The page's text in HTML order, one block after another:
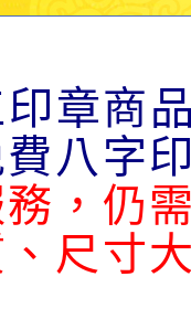
章商
八字
，仍
尺寸